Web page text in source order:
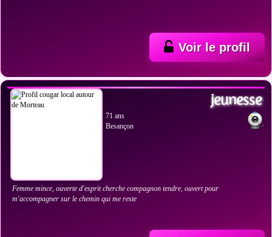
Voir le profil
jeunesse
71 ans
Besançon
Femme mince, ouverte d'esprit cherche compagnon tendre, ouvert pour
m'accompagner sur le chemin qui me reste